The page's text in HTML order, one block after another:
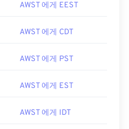
AWST 에게 EEST
AWST 에게 CDT
AWST 에게 PST
AWST 에게 EST
AWST 에게 IDT